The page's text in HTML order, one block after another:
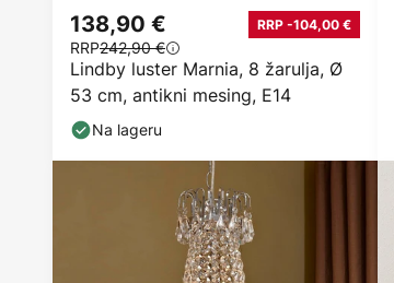
Lindby luster Marnia, 8 žarulja, Ø
53 cm, antikni mesing, E14
138,90 € RRP -104,00 €
RRP242,90 €
Na lageru